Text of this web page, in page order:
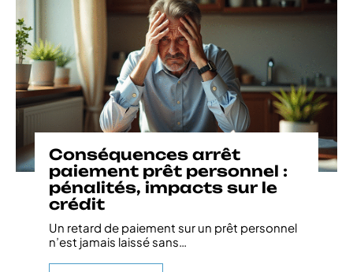
Conséquences arrêt
paiement prêt personnel :
pénalités, impacts sur le
crédit
Un retard de paiement sur un prêt personnel
n’est jamais laissé sans…